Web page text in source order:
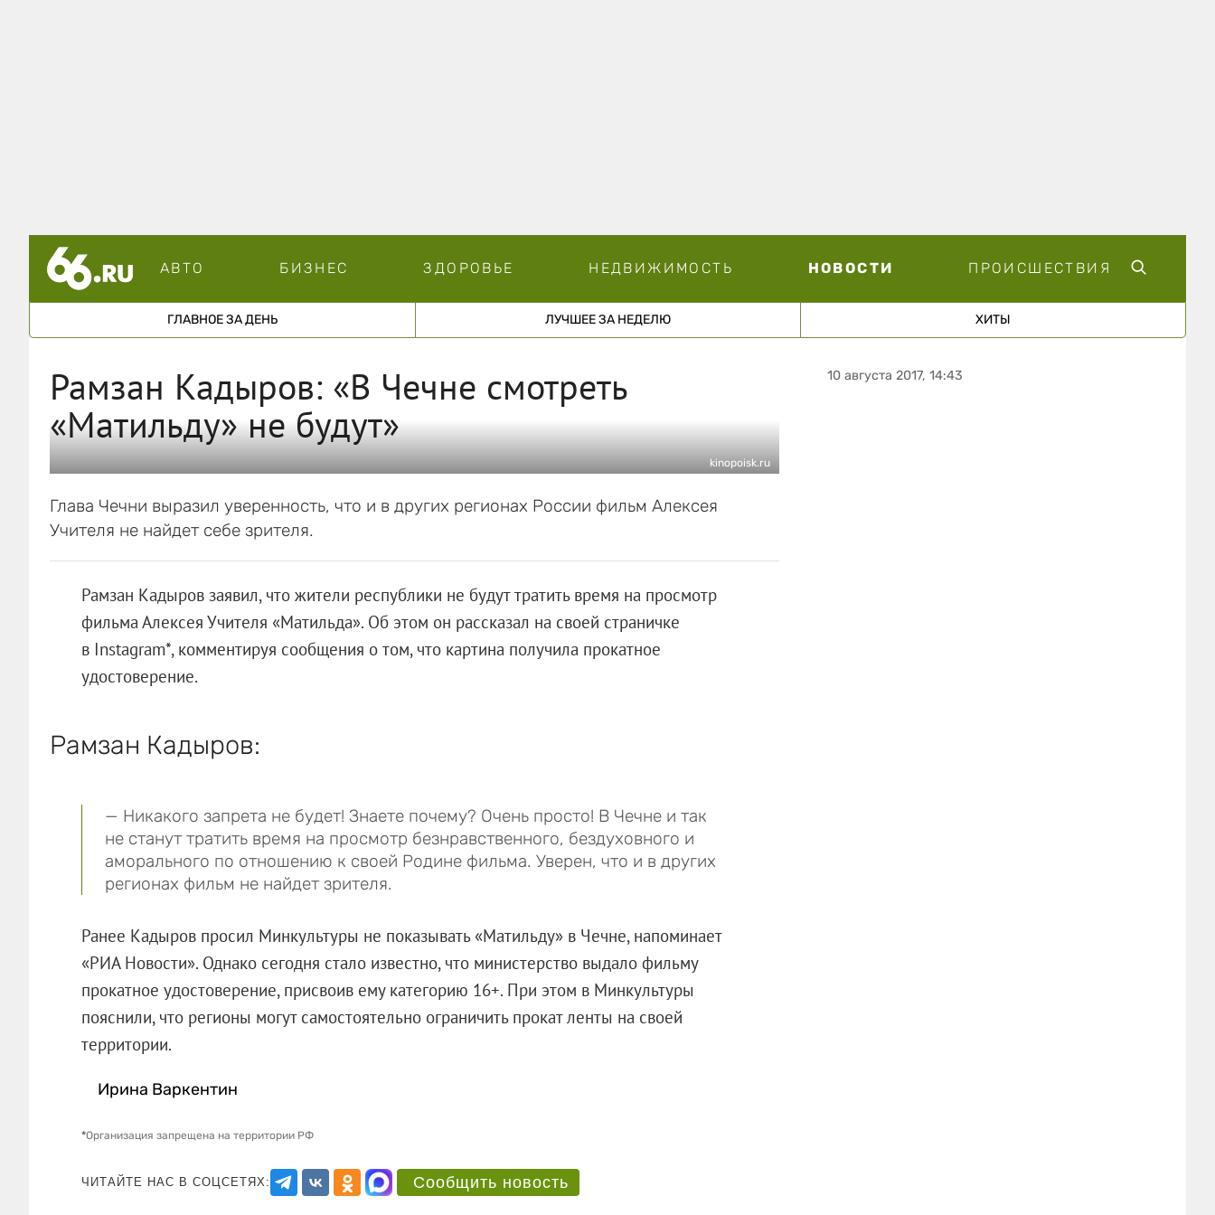
АВТО БИЗНЕС ЗДОРОВЬЕ НЕДВИЖИМОСТЬ НОВОСТИ ПРОИСШЕСТВИЯ
ГЛАВНОЕ ЗА ДЕНЬ ЛУЧШЕЕ ЗА НЕДЕЛЮ ХИТЫ
Рамзан Кадыров: «В Чечне смотреть
«Матильду» не будут»
kinopoisk.ru
Глава Чечни выразил уверенность, что и в других регионах России фильм Алексея
Учителя не найдет себе зрителя.
Рамзан Кадыров заявил, что жители республики не будут тратить время на просмотр
фильма Алексея Учителя «Матильда». Об этом он рассказал на своей страничке
в Instagram*, комментируя сообщения о том, что картина получила прокатное
удостоверение.
Рамзан Кадыров:
— Никакого запрета не будет! Знаете почему? Очень просто! В Чечне и так
не станут тратить время на просмотр безнравственного, бездуховного и
аморального по отношению к своей Родине фильма. Уверен, что и в других
регионах фильм не найдет зрителя.
Ранее Кадыров просил Минкультуры не показывать «Матильду» в Чечне, напоминает
«РИА Новости». Однако сегодня стало известно, что министерство выдало фильму
прокатное удостоверение, присвоив ему категорию 16+. При этом в Минкультуры
пояснили, что регионы могут самостоятельно ограничить прокат ленты на своей
территории.
Ирина Варкентин
*Организация запрещена на территории РФ
ЧИТАЙТЕ НАС В СОЦСЕТЯХ: Сообщить новость
10 августа 2017, 14:43